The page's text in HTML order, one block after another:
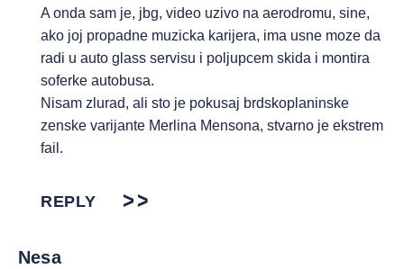
A onda sam je, jbg, video uzivo na aerodromu, sine,
ako joj propadne muzicka karijera, ima usne moze da
radi u auto glass servisu i poljupcem skida i montira
soferke autobusa.
Nisam zlurad, ali sto je pokusaj brdskoplaninske
zenske varijante Merlina Mensona, stvarno je ekstrem
fail.
REPLY
Nesa